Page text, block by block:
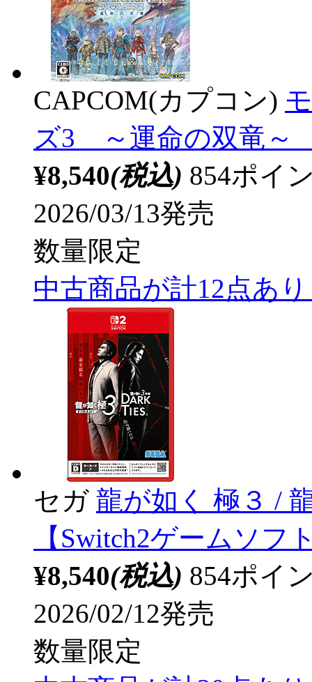
CAPCOM(カプコン)
ズ3 ～運命の双竜～
¥8,540(税込) 854ポイ
2026/03/13発売
数量限定
中古商品が計12点あ
セガ 龍が如く 極３ /
【Switch2ゲームソフ
¥8,540(税込) 854ポイ
2026/02/12発売
数量限定